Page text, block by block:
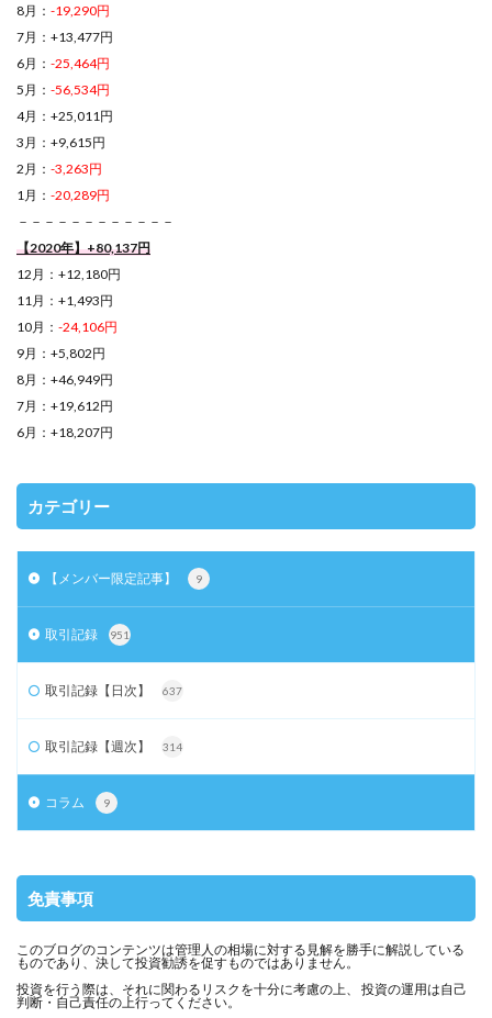
8月： -19,290円
7月：+13,477円
6月： -25,464円
5月： -56,534円
4月：+25,011円
3月：+9,615円
2月： -3,263円
1月： -20,289円
－－－－－－－－－－－－
【2020年】+80,137円
12月：+12,180円
11月：+1,493円
10月： -24,106円
9月：+5,802円
8月：+46,949円
7月：+19,612円
6月：+18,207円
カテゴリー
【メンバー限定記事】 9
取引記録 951
取引記録【日次】 637
取引記録【週次】 314
コラム 9
免責事項
このブログのコンテンツは管理人の相場に対する見解を勝手に解説している
ものであり、決して投資勧誘を促すものではありません。
投資を行う際は、それに関わるリスクを十分に考慮の上、 投資の運用は自己
判断・自己責任の上行ってください。